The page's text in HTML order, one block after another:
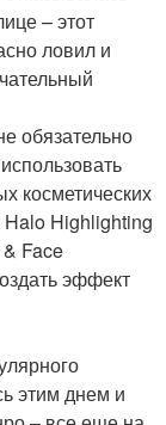
– этот
ловил и
обязательно
косметических
Halo Highlighting
Face
эффект
этим днем и